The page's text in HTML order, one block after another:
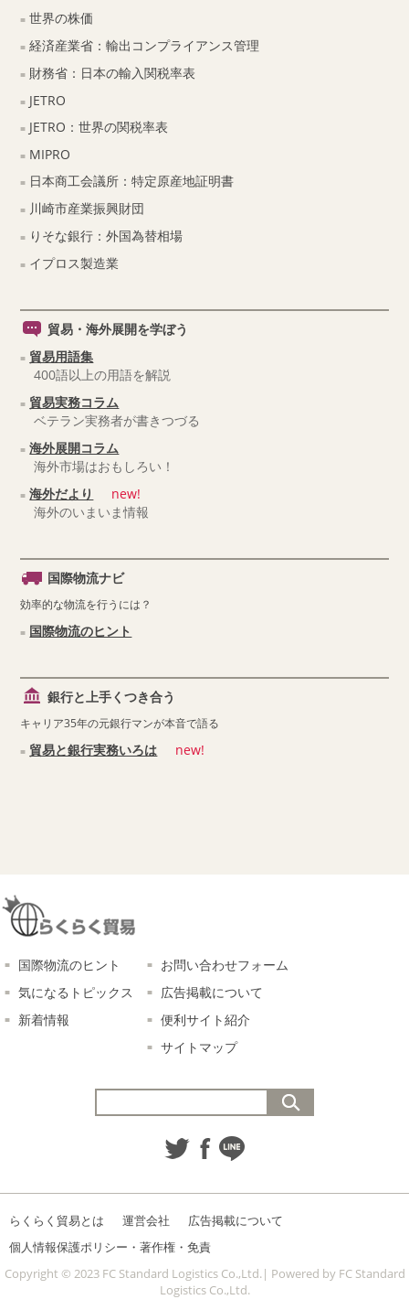
世界の株価
経済産業省：輸出コンプライアンス管理
財務省：日本の輸入関税率表
JETRO
JETRO：世界の関税率表
MIPRO
日本商工会議所：特定原産地証明書
川崎市産業振興財団
りそな銀行：外国為替相場
イプロス製造業
貿易・海外展開を学ぼう
貿易用語集
400語以上の用語を解説
貿易実務コラム
ベテラン実務者が書きつづる
海外展開コラム
海外市場はおもしろい！
海外だより
new!
海外のいまいま情報
国際物流ナビ
効率的な物流を行うには？
国際物流のヒント
銀行と上手くつき合う
キャリア35年の元銀行マンが本音で語る
貿易と銀行実務いろは new!
国際物流のヒント
気になるトピックス
新着情報
お問い合わせフォーム
広告掲載について
便利サイト紹介
サイトマップ
らくらく貿易とは 運営会社
広告掲載について
個人情報保護ポリシー・著作権・免責
Copyright © 2023 FC Standard Logistics Co.,Ltd.| Powered by FC Standard
Logistics Co.,Ltd.